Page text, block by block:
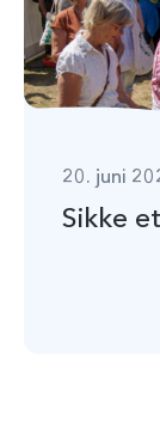
20. juni
Sikke